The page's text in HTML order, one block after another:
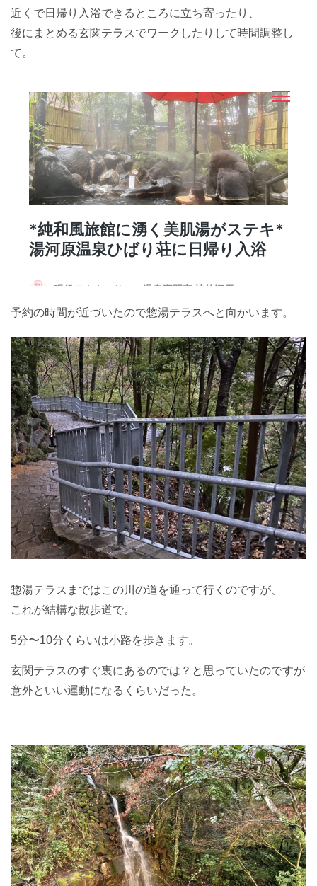
近くで日帰り入浴できるところに立ち寄ったり、
後にまとめる玄関テラスでワークしたりして時間調整し
て。
予約の時間が近づいたので惣湯テラスへと向かいます。
惣湯テラスまではこの川の道を通って行くのですが、
これが結構な散歩道で。
5分〜10分くらいは小路を歩きます。
玄関テラスのすぐ裏にあるのでは？と思っていたのですが
意外といい運動になるくらいだった。